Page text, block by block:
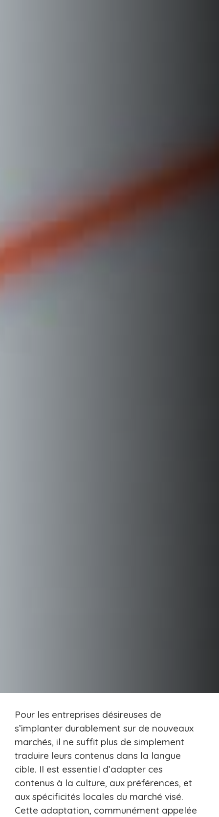
Pour les entreprises désireuses de
s’implanter durablement sur de nouveaux
marchés, il ne suffit plus de simplement
traduire leurs contenus dans la langue
cible. Il est essentiel d’adapter ces
contenus à la culture, aux préférences, et
aux spécificités locales du marché visé.
Cette adaptation, communément appelée